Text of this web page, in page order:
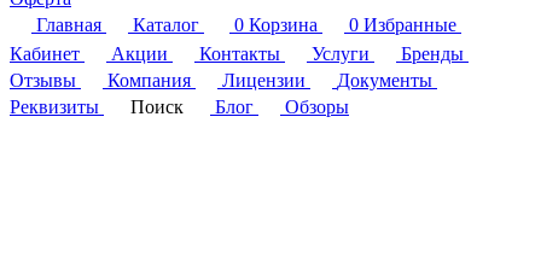
Главная
Каталог 0 Корзина 0 Избранные
Кабинет
Акции Контакты Услуги
Бренды
Отзывы
Компания Лицензии
Документы
Реквизиты
Поиск Блог Обзоры